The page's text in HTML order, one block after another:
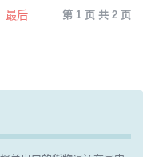
第 1 页 共 2 页
最后